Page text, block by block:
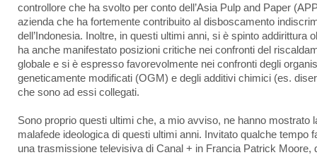
controllore che ha svolto per conto dell’Asia Pulp and Paper
azienda che ha fortemente contribuito al disboscamento
dell’Indonesia. Inoltre, in questi ultimi anni, si è spinto addirittura
ha anche manifestato posizioni critiche nei confronti del
globale e si è espresso favorevolmente nei confronti degli
geneticamente modificati (OGM) e degli additivi chimici (es.
che sono ad essi collegati.
Sono proprio questi ultimi che, a mio avviso, ne hanno mostrato
malafede ideologica di questi ultimi anni. Invitato qualche tempo
una trasmissione televisiva di Canal + in Francia Patrick Moore,